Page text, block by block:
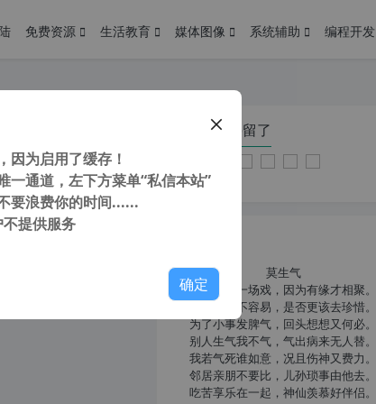
免费资源 生活教育 媒体图像 系统辅助 编程开发
中文破解版(附安装教程)
于网站空间位于国
您在本页停留了
莫生气
人生就像一场戏，因为有缘才相聚。
相扶到老不容易，是否更该去珍惜。
为了小事发脾气，回头想想又何必。
别人生气我不气，气出病来无人替。
我若气死谁如意，况且伤神又费力。
邻居亲朋不要比，儿孙琐事由他去。
吃苦享乐在一起，神仙羡慕好伴侣。
因为启用了缓存！
一通道，左下方菜单“私信本站”
要浪费你的时间......
提供服务
确定